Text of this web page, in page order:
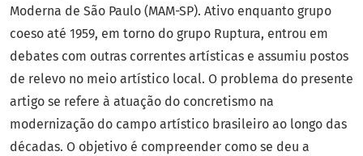
Moderna de São Paulo (MAM-SP). Ativo enquanto grupo
coeso até 1959, em torno do grupo Ruptura, entrou em
debates com outras correntes artísticas e assumiu postos
de relevo no meio artístico local. O problema do presente
artigo se refere à atuação do concretismo na
modernização do campo artístico brasileiro ao longo das
décadas. O objetivo é compreender como se deu a